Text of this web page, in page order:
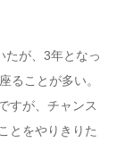
が、3年となっ
ることが多い。
すが、チャンス
とをやりきりた